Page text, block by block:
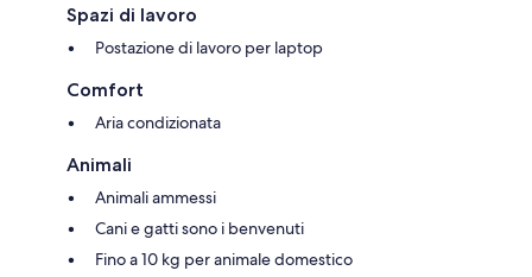
Spazi di lavoro
Postazione di lavoro per laptop
Comfort
Aria condizionata
Animali
Animali ammessi
Cani e gatti sono i benvenuti
Fino a 10 kg per animale domestico